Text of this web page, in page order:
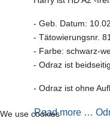
- Geb. Datum:
- Tätowierungsnr.
- Farbe: schwarz-
- Odraz ist
- Odraz ist ohne
Read more …
We use cookies